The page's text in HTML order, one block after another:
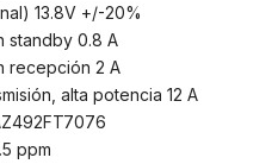
13.8V +/-20%
standby 0.8 A
recepción 2 A
alta potencia 12 A
ppm